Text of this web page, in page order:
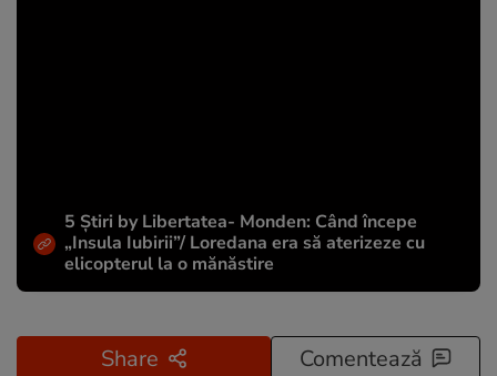
5 Știri by Libertatea- Monden: Când începe
„Insula Iubirii”/ Loredana era să aterizeze cu
elicopterul la o mănăstire
Share Comentează